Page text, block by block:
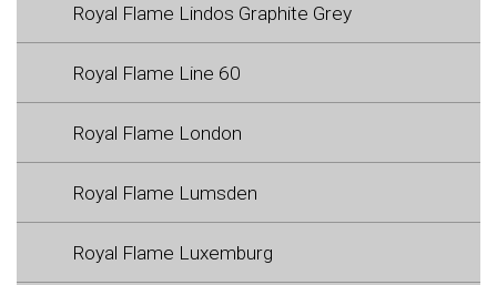
Royal Flame Lindos Graphite Grey
Royal Flame Line 60
Royal Flame London
Royal Flame Lumsden
Royal Flame Luxemburg